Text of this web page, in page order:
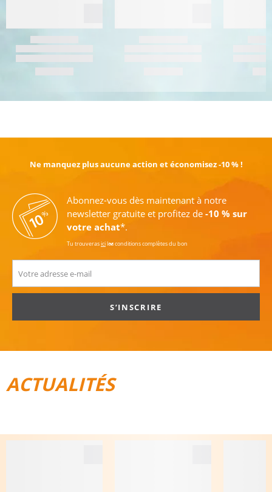
Ne manquez plus aucune action et économisez -10 % !
Abonnez-vous dès maintenant à notre
newsletter gratuite et profitez de -10 % sur
votre achat*.
Tu trouverasiciles conditions complètes du bon
S’INSCRIRE
ACTUALITÉS